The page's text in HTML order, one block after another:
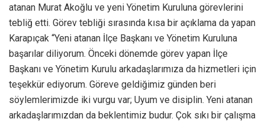
atanan Murat Akoğlu ve yeni Yönetim Kuruluna görevlerini
tebliğ etti. Görev tebliği sırasında kısa bir açıklama da yapan
Karapıçak “Yeni atanan İlçe Başkanı ve Yönetim Kuruluna
başarılar diliyorum. Önceki dönemde görev yapan İlçe
Başkanı ve Yönetim Kurulu arkadaşlarımıza da hizmetleri için
teşekkür ediyorum. Göreve geldiğimiz günden beri
söylemlerimizde iki vurgu var; Uyum ve disiplin. Yeni atanan
arkadaşlarımızdan da beklentimiz budur. Çok sıkı bir çalışma